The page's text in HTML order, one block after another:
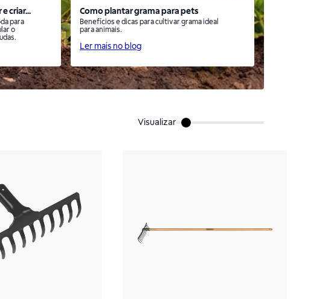
criar...
para
o
Como plantar grama para pets
Benefícios e dicas para cultivar grama ideal
para animais.
Ler mais no blog
Visualizar